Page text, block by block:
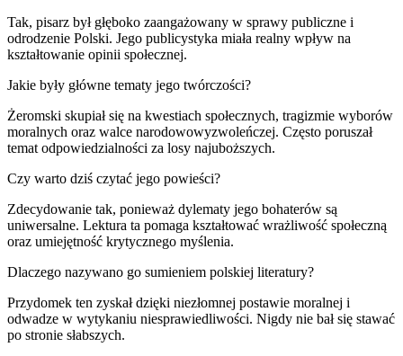
Tak, pisarz był głęboko zaangażowany w sprawy publiczne i
odrodzenie Polski. Jego publicystyka miała realny wpływ na
kształtowanie opinii społecznej.
Jakie były główne tematy jego twórczości?
Żeromski skupiał się na kwestiach społecznych, tragizmie wyborów
moralnych oraz walce narodowowyzwoleńczej. Często poruszał
temat odpowiedzialności za losy najuboższych.
Czy warto dziś czytać jego powieści?
Zdecydowanie tak, ponieważ dylematy jego bohaterów są
uniwersalne. Lektura ta pomaga kształtować wrażliwość społeczną
oraz umiejętność krytycznego myślenia.
Dlaczego nazywano go sumieniem polskiej literatury?
Przydomek ten zyskał dzięki niezłomnej postawie moralnej i
odwadze w wytykaniu niesprawiedliwości. Nigdy nie bał się stawać
po stronie słabszych.